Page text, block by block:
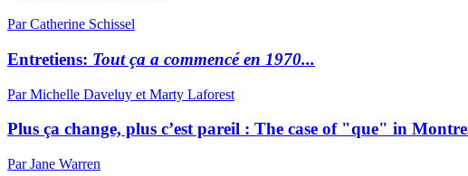
Par Catherine Schissel
Entretiens: Tout ça a commencé en 1970...
Par Michelle Daveluy et Marty Laforest
Plus ça change, plus c’est pareil : The case of "que" in
Par Jane Warren